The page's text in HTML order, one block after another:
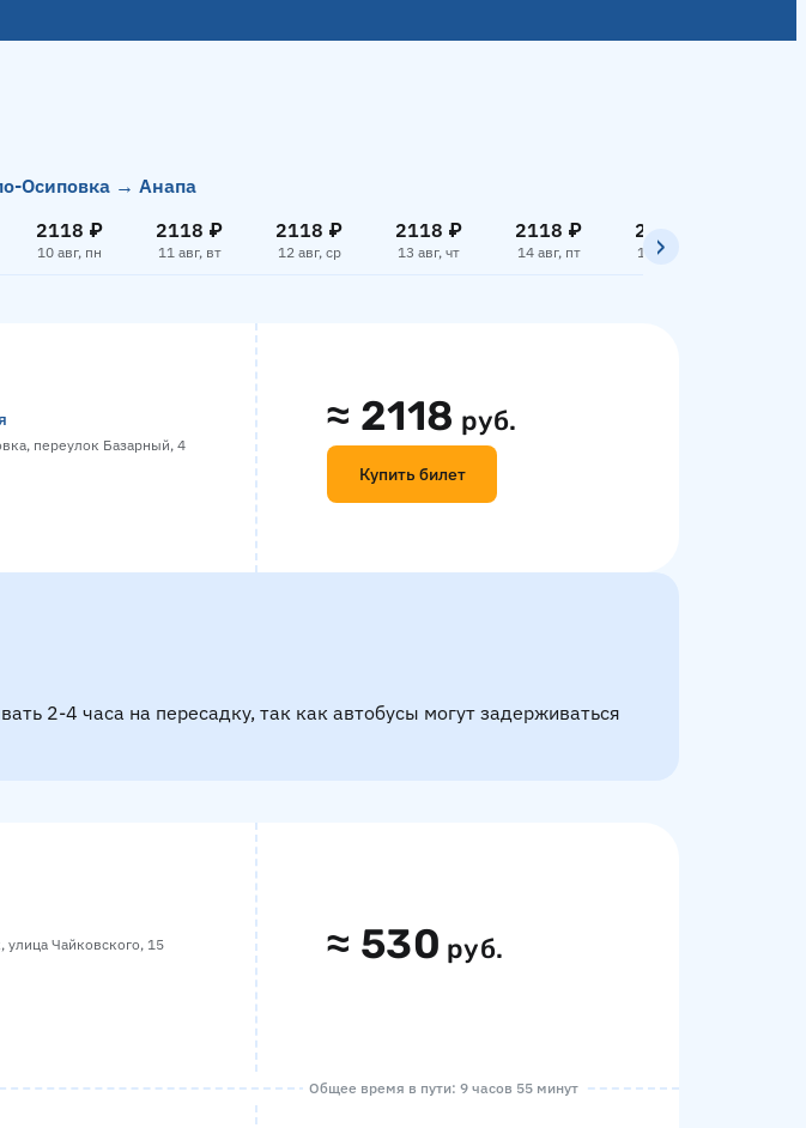
Осиповка → Анапа
2118 ₽
10 авг, пн
2118 ₽
11 авг, вт
2118 ₽
12 авг, ср
2118 ₽
13 авг, чт
2118 ₽
14 авг, пт
2118 ₽
15 авг, сб
переулок Базарный, 4
≈ 2118 руб.
Купить билет
2-4 часа на пересадку, так как автобусы могут задерживаться
улица Чайковского, 15 ≈ 530 руб.
Общее время в пути: 9 часов 55 минут